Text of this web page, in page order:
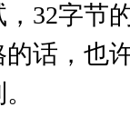
32字节
话，也